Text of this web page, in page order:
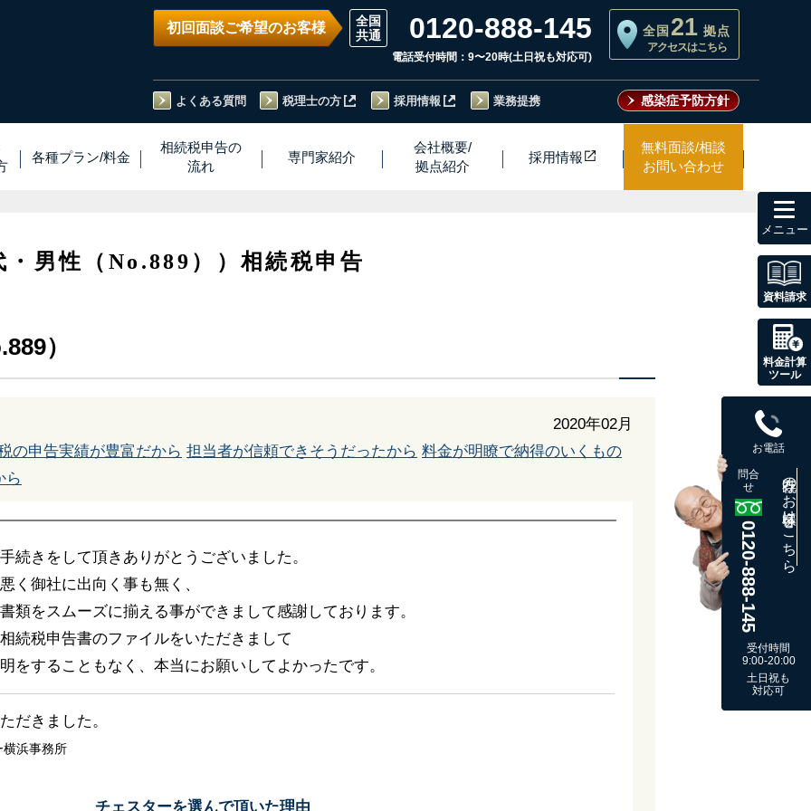
初回面談ご希望のお客様 0120-888-145
電話受付時間：9〜20時(土日祝も対応可)
全国 21 拠点
アクセスはこちら
よくある質問 税理士の方 採用情報 業務提携 感染症予防方針
各種プラン/料金
相続税申告の
流れ
専門家紹介
会社概要/
拠点紹介
採用情報
無料面談/相談
お問い合わせ
・男性（No.889））相続税申告
）
2020年02月
の申告実績が豊富だから 担当者が信頼できそうだったから 料金が明瞭で納得のいくもの
ら
続きをして頂きありがとうございました。
く御社に出向く事も無く、
類をスムーズに揃える事ができまして感謝しております。
続税申告書のファイルをいただきまして
をすることもなく、本当にお願いしてよかったです。
だきました。
横浜事務所
チェスターを選んで頂いた理由
資料請求
料金計算
ツール
お電話
問合
せ
0120-888-145
既存のお客様はこちら
受付時間
9:00-20:00
土日祝も
対応可